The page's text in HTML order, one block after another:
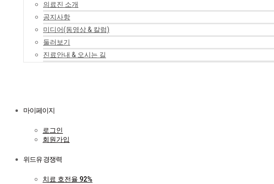
의료진 소개
공지사항
미디어(동영상 & 칼럼)
둘러보기
진료안내 & 오시는 길
마이페이지
로그인
회원가입
위드유 경쟁력
치료 호전율 92%